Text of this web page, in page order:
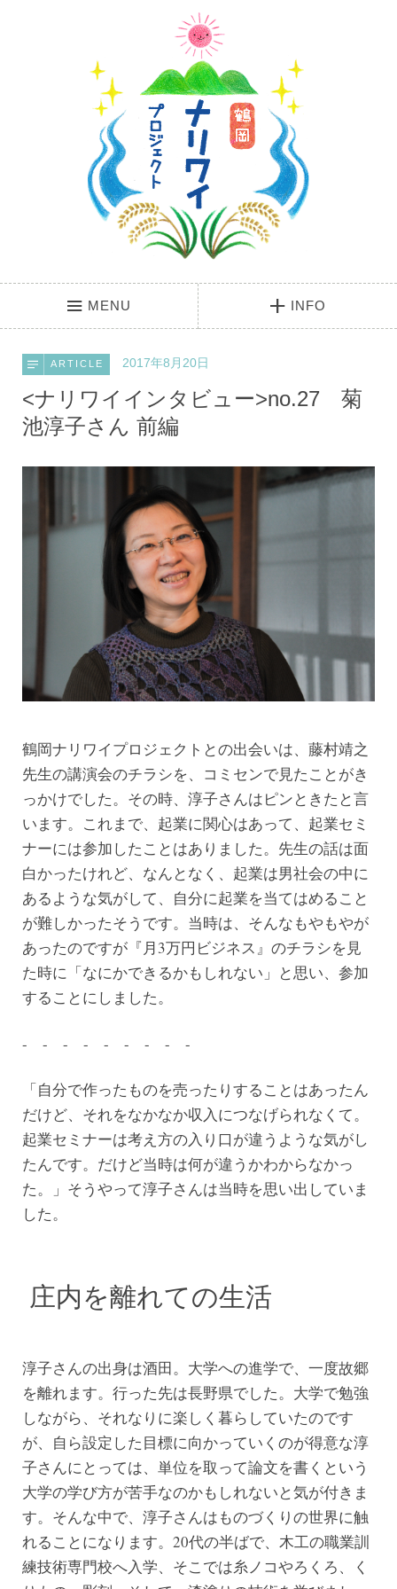
MENU INFO
ARTICLE 2017年8月20日
<ナリワイインタビュー>no.27 菊
池淳子さん 前編
鶴岡ナリワイプロジェクトとの出会いは、藤村靖之
先生の講演会のチラシを、コミセンで見たことがき
っかけでした。その時、淳子さんはピンときたと言
います。これまで、起業に関心はあって、起業セミ
ナーには参加したことはありました。先生の話は面
白かったけれど、なんとなく、起業は男社会の中に
あるような気がして、自分に起業を当てはめること
が難しかったそうです。当時は、そんなもやもやが
あったのですが『月3万円ビジネス』のチラシを見
た時に「なにかできるかもしれない」と思い、参加
することにしました。
- - - - - - - - -
「自分で作ったものを売ったりすることはあったん
だけど、それをなかなか収入につなげられなくて。
起業セミナーは考え方の入り口が違うような気がし
たんです。だけど当時は何が違うかわからなかっ
た。」そうやって淳子さんは当時を思い出していま
した。
庄内を離れての生活
淳子さんの出身は酒田。大学への進学で、一度故郷
を離れます。行った先は長野県でした。大学で勉強
しながら、それなりに楽しく暮らしていたのです
が、自ら設定した目標に向かっていくのが得意な淳
子さんにとっては、単位を取って論文を書くという
大学の学び方が苦手なのかもしれないと気が付きま
す。そんな中で、淳子さんはものづくりの世界に触
れることになります。20代の半ばで、木工の職業訓
練技術専門校へ入学、そこでは糸ノコやろくろ、く